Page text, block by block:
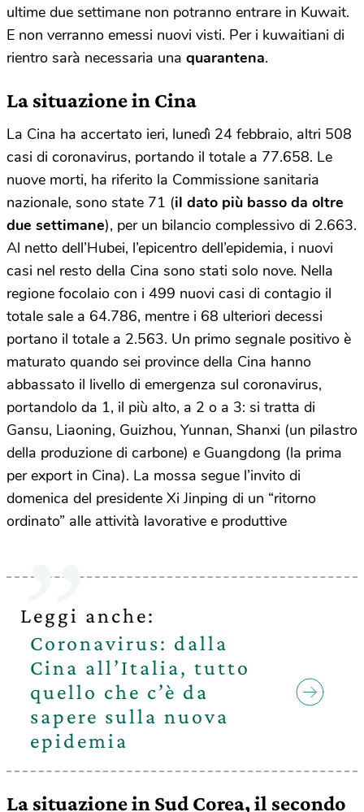
ultime due settimane non potranno entrare in Kuwait.
E non verranno emessi nuovi visti. Per i kuwaitiani di
rientro sarà necessaria una quarantena.
La situazione in Cina
La Cina ha accertato ieri, lunedì 24 febbraio, altri 508
casi di coronavirus, portando il totale a 77.658. Le
nuove morti, ha riferito la Commissione sanitaria
nazionale, sono state 71 (il dato più basso da oltre
due settimane), per un bilancio complessivo di 2.663.
Al netto dell’Hubei, l’epicentro dell’epidemia, i nuovi
casi nel resto della Cina sono stati solo nove. Nella
regione focolaio con i 499 nuovi casi di contagio il
totale sale a 64.786, mentre i 68 ulteriori decessi
portano il totale a 2.563. Un primo segnale positivo è
maturato quando sei province della Cina hanno
abbassato il livello di emergenza sul coronavirus,
portandolo da 1, il più alto, a 2 o a 3: si tratta di
Gansu, Liaoning, Guizhou, Yunnan, Shanxi (un pilastro
della produzione di carbone) e Guangdong (la prima
per export in Cina). La mossa segue l’invito di
domenica del presidente Xi Jinping di un “ritorno
ordinato” alle attività lavorative e produttive
Leggi anche:
Coronavirus: dalla
Cina all’Italia, tutto
quello che c’è da
sapere sulla nuova
epidemia
La situazione in Sud Corea, il secondo